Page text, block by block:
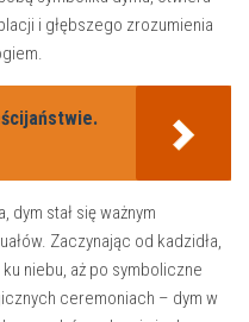
i głębszego zrozumienia
stał się ważnym
Zaczynając od kadzidła,
niebu, ‍aż⁤ po symboliczne
ceremoniach – dym w